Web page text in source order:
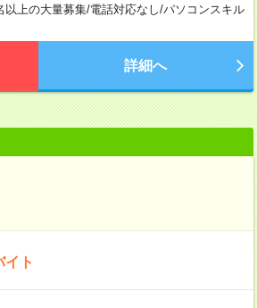
以上の大量募集/電話対応なし/パソコンスキル
詳細へ
ト